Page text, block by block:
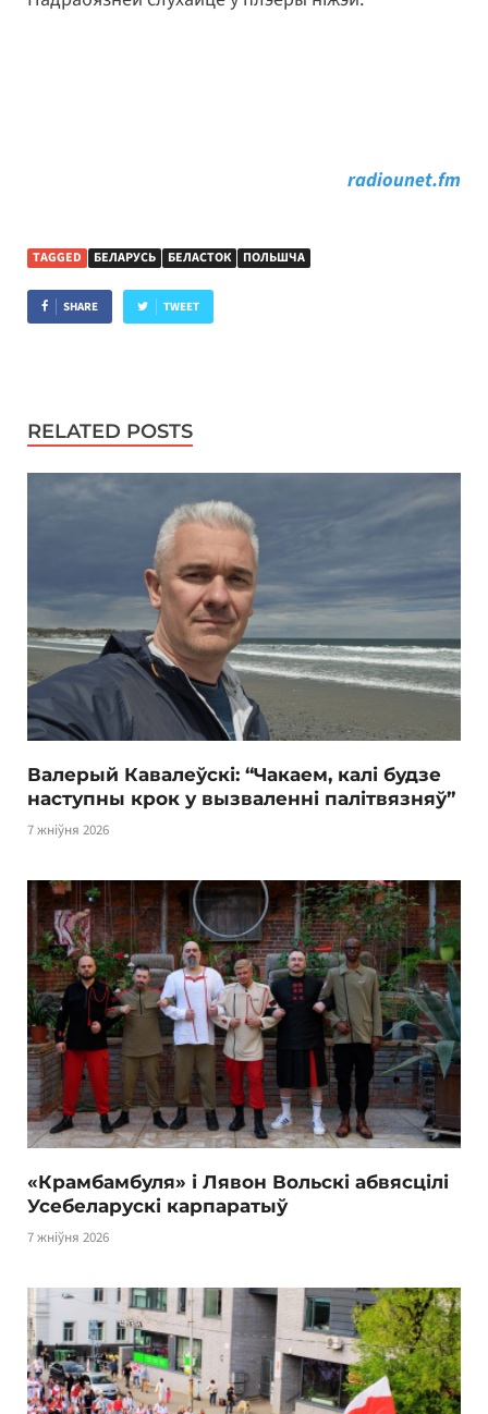
radiounet.fm
TAGGED БЕЛАРУСЬ БЕЛАСТОК ПОЛЬШЧА
SHARE TWEET
RELATED POSTS
Валерый Кавалеўскі: “Чакаем, калі будзе
наступны крок у вызваленні палітвязняў”
7 жніўня 2026
«Крамбамбуля» і Лявон Вольскі абвясцілі
Усебеларускі карпаратыў
7 жніўня 2026